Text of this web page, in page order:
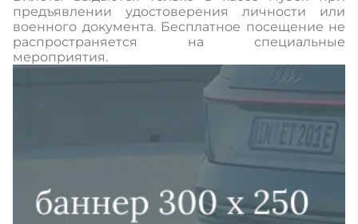
предъявлении удостоверения личности или
военного документа. Бесплатное посещение не
распространяется на специальные
мероприятия.